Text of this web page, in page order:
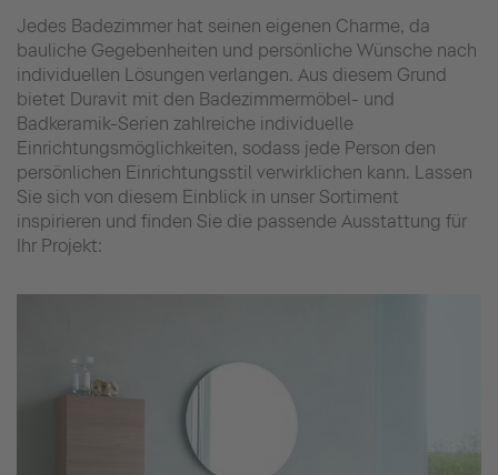
Jedes Badezimmer hat seinen eigenen Charme, da
bauliche Gegebenheiten und persönliche Wünsche nach
individuellen Lösungen verlangen. Aus diesem Grund
bietet Duravit mit den Badezimmermöbel- und
Badkeramik-Serien zahlreiche individuelle
Einrichtungsmöglichkeiten, sodass jede Person den
persönlichen Einrichtungsstil verwirklichen kann. Lassen
Sie sich von diesem Einblick in unser Sortiment
inspirieren und finden Sie die passende Ausstattung für
Ihr Projekt: